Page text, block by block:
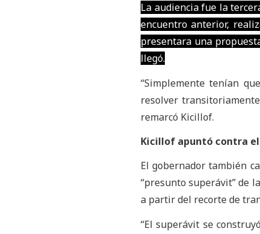
La audiencia fue la
encuentro anterior,
presentara una
llegó.
“Simplemente tenían
resolver
remarcó Kicillof.
Kicillof apuntó contra
El gobernador también
“presunto superávit” de
a partir del recorte de
“El superávit se